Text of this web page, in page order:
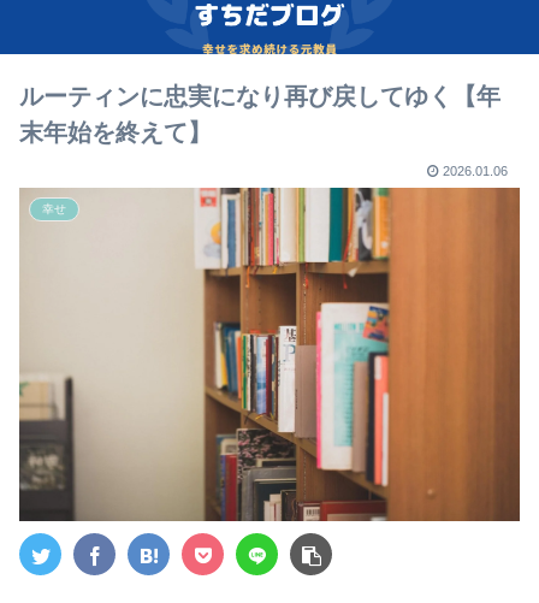
ルーティンに忠実になり再び戻してゆく【年
末年始を終えて】
2026.01.06
幸せ